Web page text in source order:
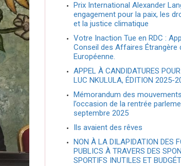
Prix International Alexander
engagement pour la paix, les
et la justice climatique
Votre Inaction Tue en RDC :
Conseil des Affaires Étrangère
Européenne.
APPEL À CANDIDATURES
LUC NKULULA, ÉDITION 2025-
Mémorandum des
l’occasion de la rentrée
septembre 2025
Ils avaient des rêves
NON À LA DILAPIDATION DES
PUBLICS À TRAVERS DES
SPORTIFS INUTILES ET